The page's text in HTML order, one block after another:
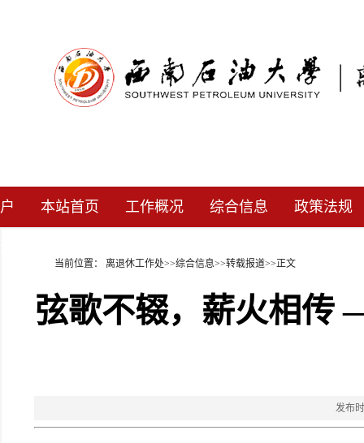
本站首页 工作概况 综合信息 政策法规
当前位置： 离退休工作处>>综合信息>>转载报道>>正文
弦歌不辍，薪火相传
发布